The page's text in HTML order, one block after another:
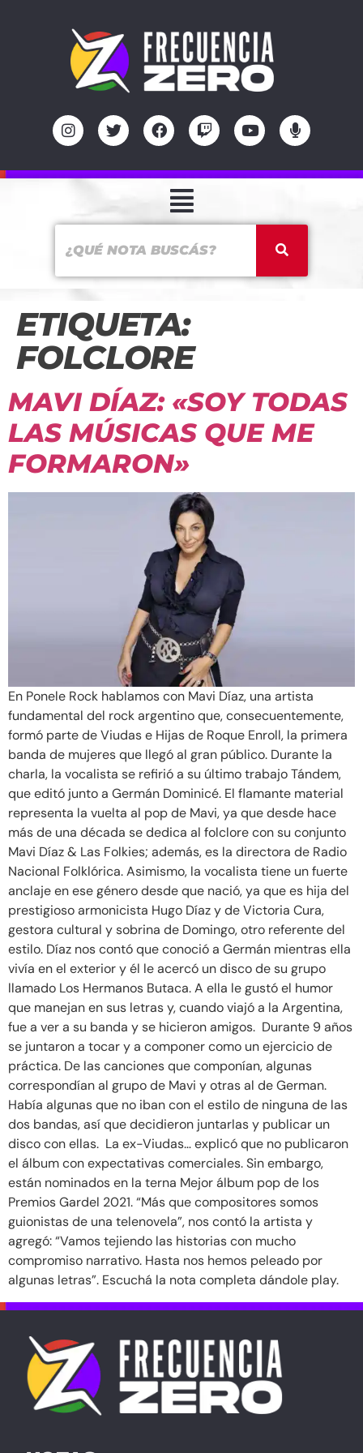
ETIQUETA:
FOLCLORE
MAVI DÍAZ: «SOY TODAS
LAS MÚSICAS QUE ME
FORMARON»
En Ponele Rock hablamos con Mavi Díaz, una artista
fundamental del rock argentino que, consecuentemente,
formó parte de Viudas e Hijas de Roque Enroll, la primera
banda de mujeres que llegó al gran público. Durante la
charla, la vocalista se refirió a su último trabajo Tándem,
que editó junto a Germán Dominicé. El flamante material
representa la vuelta al pop de Mavi, ya que desde hace
más de una década se dedica al folclore con su conjunto
Mavi Díaz & Las Folkies; además, es la directora de Radio
Nacional Folklórica. Asimismo, la vocalista tiene un fuerte
anclaje en ese género desde que nació, ya que es hija del
prestigioso armonicista Hugo Díaz y de Victoria Cura,
gestora cultural y sobrina de Domingo, otro referente del
estilo. Díaz nos contó que conoció a Germán mientras ella
vivía en el exterior y él le acercó un disco de su grupo
llamado Los Hermanos Butaca. A ella le gustó el humor
que manejan en sus letras y, cuando viajó a la Argentina,
fue a ver a su banda y se hicieron amigos. Durante 9 años
se juntaron a tocar y a componer como un ejercicio de
práctica. De las canciones que componían, algunas
correspondían al grupo de Mavi y otras al de German.
Había algunas que no iban con el estilo de ninguna de las
dos bandas, así que decidieron juntarlas y publicar un
disco con ellas. La ex-Viudas… explicó que no publicaron
el álbum con expectativas comerciales. Sin embargo,
están nominados en la terna Mejor álbum pop de los
Premios Gardel 2021. “Más que compositores somos
guionistas de una telenovela”, nos contó la artista y
agregó: “Vamos tejiendo las historias con mucho
compromiso narrativo. Hasta nos hemos peleado por
algunas letras”. Escuchá la nota completa dándole play.